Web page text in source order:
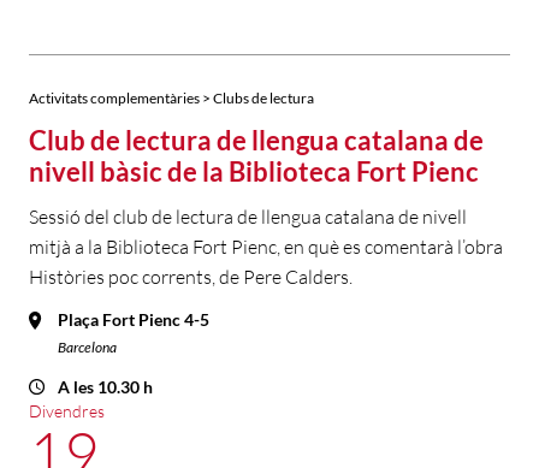
Activitats complementàries > Clubs de lectura
Club de lectura de llengua catalana de
nivell bàsic de la Biblioteca Fort Pienc
Sessió del club de lectura de llengua catalana de nivell
mitjà a la Biblioteca Fort Pienc, en què es comentarà l’obra
Històries poc corrents, de Pere Calders.
Plaça Fort Pienc 4-5
Barcelona
A les 10.30 h
Divendres
19